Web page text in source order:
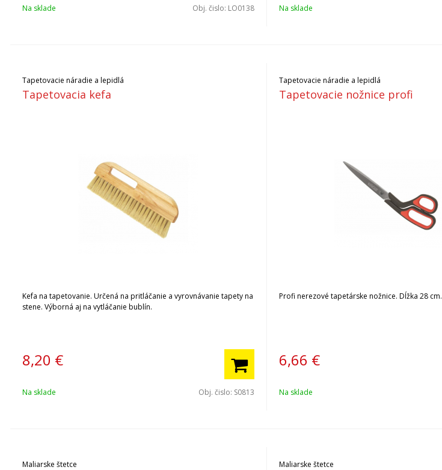
Na sklade Obj. čislo: LO0138 Na sklade
Tapetovacie náradie a lepidlá
Tapetovacia kefa
Kefa na tapetovanie. Určená na pritláčanie a vyrovnávanie tapety na
stene. Výborná aj na vytláčanie bublín.
8,20 €
Na sklade Obj. čislo: S0813
Tapetovacie náradie a lepidlá
Tapetovacie nožnice profi
Profi nerezové tapetárske nožnice. Dĺžka 28 cm.
6,66 €
Na sklade
Maliarske štetce Maliarske štetce